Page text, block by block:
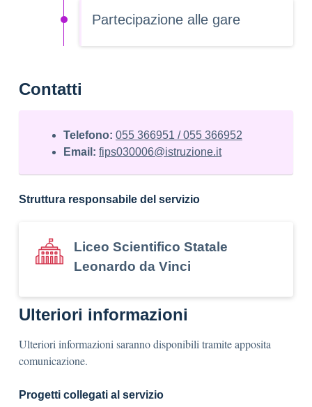
Partecipazione alle gare
Contatti
Telefono: 055 366951 / 055 366952
Email: fips030006@istruzione.it
Struttura responsabile del servizio
Liceo Scientifico Statale
Leonardo da Vinci
Ulteriori informazioni
Ulteriori informazioni saranno disponibili tramite apposita
comunicazione.
Progetti collegati al servizio